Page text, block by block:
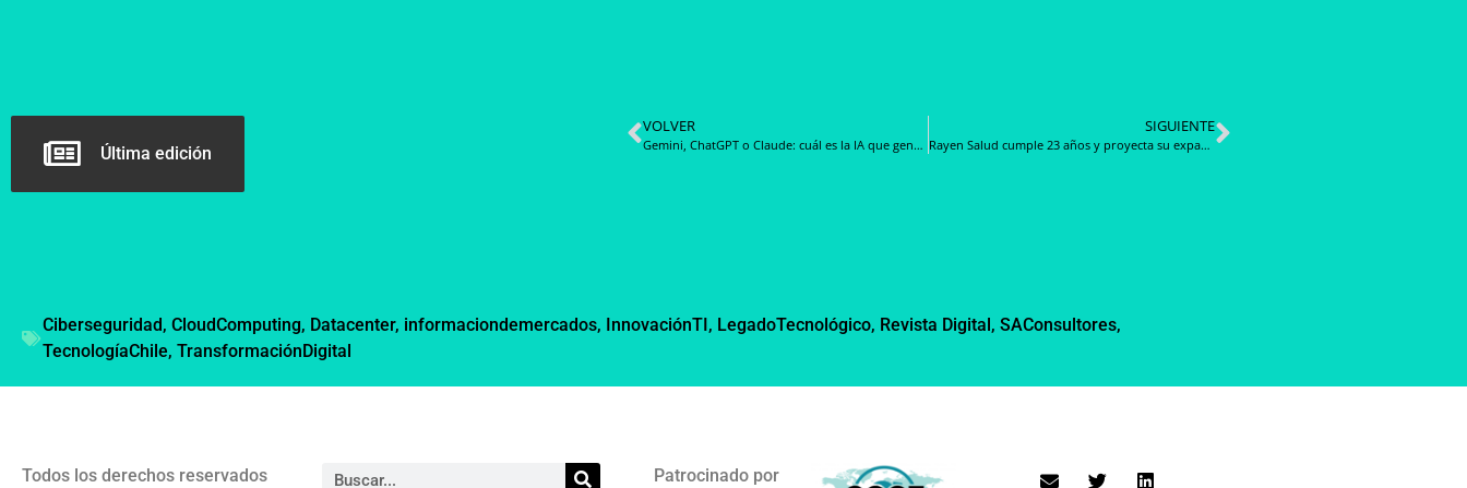
Última edición
VOLVER
Gemini, ChatGPT o Claude: cuál es la IA que genera más confianza en las personas
SIGUIENTE
Rayen Salud cumple 23 años y proyecta su expansión hacia Latinoamérica
Ciberseguridad, CloudComputing, Datacenter, informaciondemercados, InnovaciónTI, LegadoTecnológico, Revista Digital, SAConsultores,
TecnologíaChile, TransformaciónDigital
Todos los derechos reservados Patrocinado por